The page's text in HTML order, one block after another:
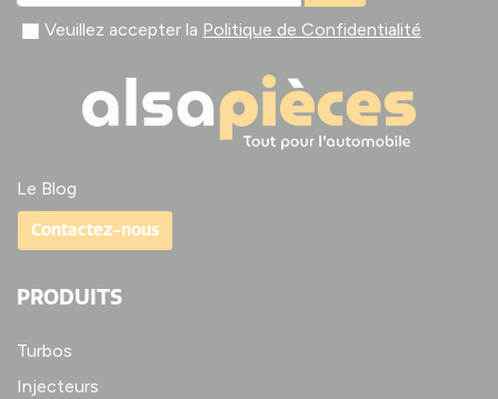
Veuillez accepter la Politique de Confidentialité
Le Blog
Contactez-nous
PRODUITS
Turbos
Injecteurs